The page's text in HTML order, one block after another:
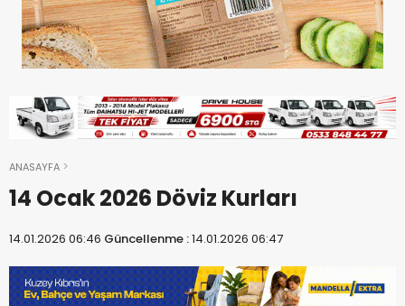
ANASAYFA
14 Ocak 2026 Döviz Kurları
14.01.2026 06:46 Güncellenme :14.01.2026 06:47